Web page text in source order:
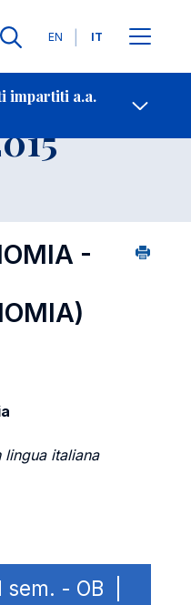
Lingue
EN IT
impartiti a.a.
-
lingua italiana
sem. - OB |